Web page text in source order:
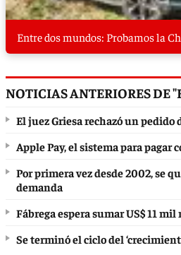
Entre dos mundos: Probamos la
NOTICIAS ANTERIORES DE
El juez Griesa rechazó un pedido
Apple Pay, el sistema para pagar
Por primera vez desde 2002, se
demanda
Fábrega espera sumar US$ 11
Se terminó el ciclo del